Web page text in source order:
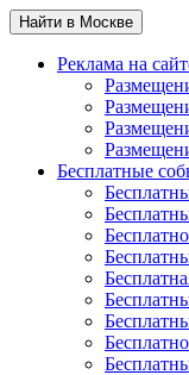
Найти в Москве
Реклама на
Бесплатные